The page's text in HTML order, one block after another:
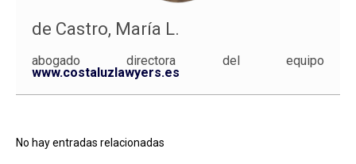
de Castro, María L.
abogado directora del equipo
www.costaluzlawyers.es
No hay entradas relacionadas